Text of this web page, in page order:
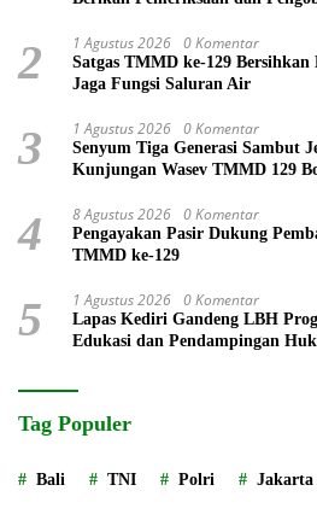
2 1 Agustus 2026 0 Komentar
Satgas TMMD ke-129 Bersihkan
Jaga Fungsi Saluran Air
3 1 Agustus 2026 0 Komentar
Senyum Tiga Generasi Sambut
Kunjungan Wasev TMMD 129
4 8 Agustus 2026 0 Komentar
Pengayakan Pasir Dukung
TMMD ke-129
5 1 Agustus 2026 0 Komentar
Lapas Kediri Gandeng LBH
Edukasi dan Pendampingan
Tag Populer
Bali TNI Polri Jakarta